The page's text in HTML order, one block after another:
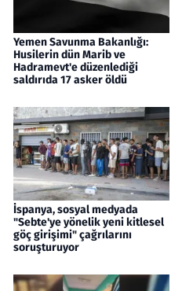
Yemen Savunma Bakanlığı:
Husilerin dün Marib ve
Hadramevt'e düzenlediği
saldırıda 17 asker öldü
İspanya, sosyal medyada
"Sebte'ye yönelik yeni kitlesel
göç girişimi" çağrılarını
soruşturuyor